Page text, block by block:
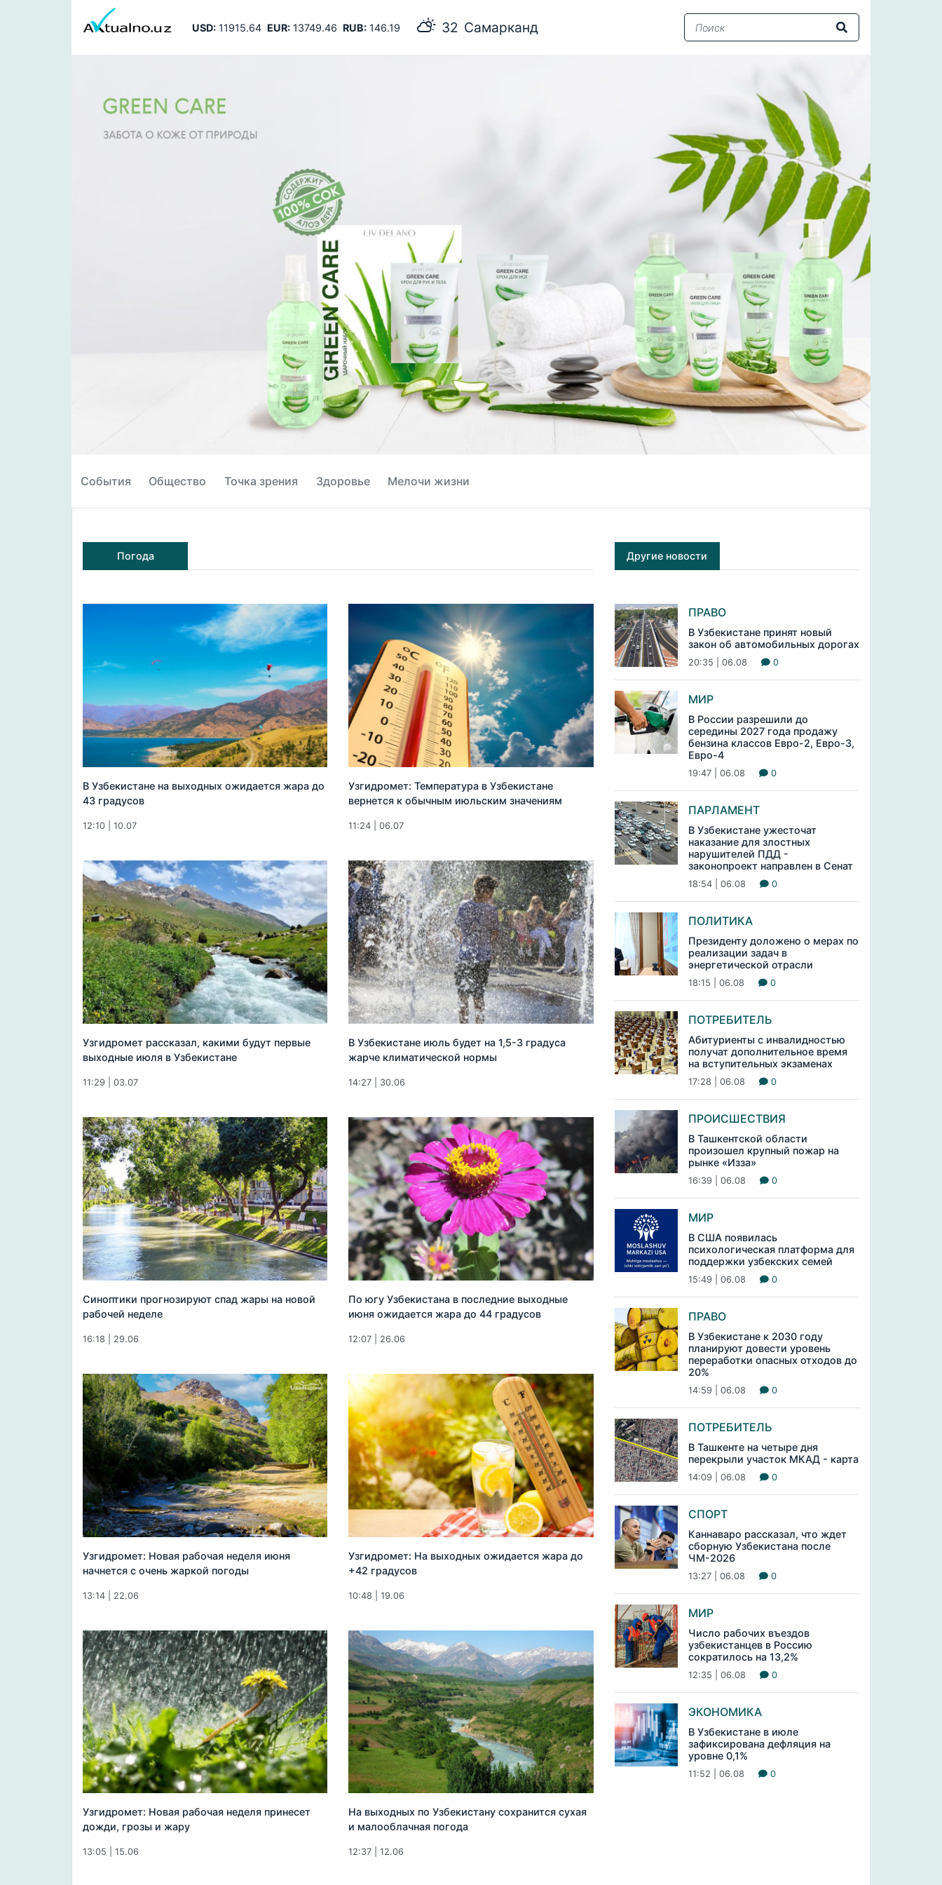
USD:11915.64 EUR:13749.46 RUB:146.19 32 Самарканд
События Общество Точка зрения Здоровье Мелочи жизни
Погода
В Узбекистане на выходных ожидается жара до
43 градусов
12:10 | 10.07
Узгидромет: Температура в Узбекистане
вернется к обычным июльским значениям
11:24 | 06.07
Узгидромет рассказал, какими будут первые
выходные июля в Узбекистане
11:29 | 03.07
В Узбекистане июль будет на 1,5-3 градуса
жарче климатической нормы
14:27 | 30.06
Синоптики прогнозируют спад жары на новой
рабочей неделе
16:18 | 29.06
По югу Узбекистана в последние выходные
июня ожидается жара до 44 градусов
12:07 | 26.06
Узгидромет: Новая рабочая неделя июня
начнется с очень жаркой погоды
13:14 | 22.06
Узгидромет: На выходных ожидается жара до
+42 градусов
10:48 | 19.06
Узгидромет: Новая рабочая неделя принесет
дожди, грозы и жару
13:05 | 15.06
На выходных по Узбекистану сохранится сухая
и малооблачная погода
12:37 | 12.06
Другие новости
ПРАВО
В Узбекистане принят новый
закон об автомобильных дорогах
20:35 | 06.08 0
МИР
В России разрешили до
середины 2027 года продажу
бензина классов Евро-2, Евро-3,
Евро-4
19:47 | 06.08 0
ПАРЛАМЕНТ
В Узбекистане ужесточат
наказание для злостных
нарушителей ПДД -
законопроект направлен в Сенат
18:54 | 06.08 0
ПОЛИТИКА
Президенту доложено о мерах по
реализации задач в
энергетической отрасли
18:15 | 06.08 0
ПОТРЕБИТЕЛЬ
Абитуриенты с инвалидностью
получат дополнительное время
на вступительных экзаменах
17:28 | 06.08 0
ПРОИСШЕСТВИЯ
В Ташкентской области
произошел крупный пожар на
рынке «Изза»
16:39 | 06.08 0
МИР
В США появилась
психологическая платформа для
поддержки узбекских семей
15:49 | 06.08 0
ПРАВО
В Узбекистане к 2030 году
планируют довести уровень
переработки опасных отходов до
20%
14:59 | 06.08 0
ПОТРЕБИТЕЛЬ
В Ташкенте на четыре дня
перекрыли участок МКАД - карта
14:09 | 06.08 0
СПОРТ
Каннаваро рассказал, что ждет
сборную Узбекистана после
ЧМ-2026
13:27 | 06.08 0
МИР
Число рабочих въездов
узбекистанцев в Россию
сократилось на 13,2%
12:35 | 06.08 0
ЭКОНОМИКА
В Узбекистане в июле
зафиксирована дефляция на
уровне 0,1%
11:52 | 06.08 0